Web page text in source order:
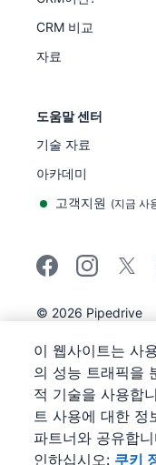
CRM 비교
자료
도움말 센터
기술 자료
아카데미
고객지원 (지금 사
© 2026 Pipedrive
Pipedrive
개인정보 보호 공지
사이트 맵
쿠키 정책 공지
쿠키 기본 설정
Pipedrive는 웹 기반
이 웹사이트는 사
의 성능 트래픽을
적 기술을 사용합
트 사용에 대한 정
파트너와 공유합
인하십시오: 쿠키